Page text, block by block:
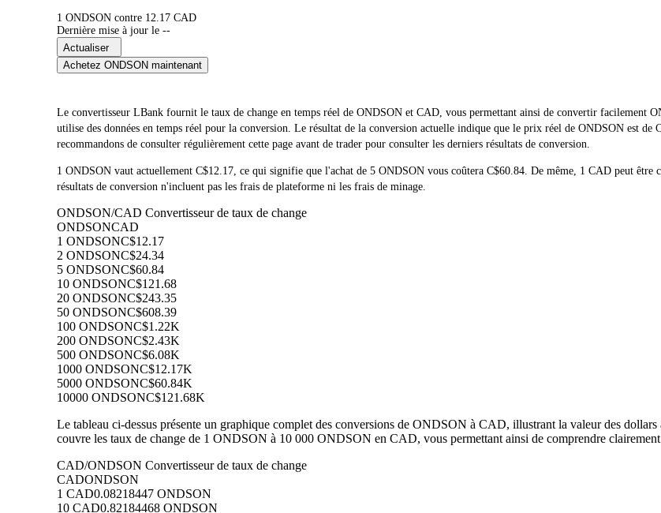
1 ONDSON contre 12.17 CAD
Dernière mise à jour le --
Actualiser
Achetez ONDSON maintenant
Le convertisseur LBank fournit le taux de change en temps réel de ONDSON et CAD, vous permettant ainsi de convertir
utilise des données en temps réel pour la conversion. Le résultat de la conversion actuelle indique que le prix réel de ONDSON est
recommandons de consulter régulièrement cette page avant de trader pour consulter les derniers résultats de conversion.
1 ONDSON vaut actuellement C$12.17, ce qui signifie que l'achat de 5 ONDSON vous coûtera C$60.84. De même, 1 CAD peut
résultats de conversion n'incluent pas les frais de plateforme ni les frais de minage.
ONDSON/CAD Convertisseur de taux de change
ONDSONCAD
1 ONDSONC$12.17
2 ONDSONC$24.34
5 ONDSONC$60.84
10 ONDSONC$121.68
20 ONDSONC$243.35
50 ONDSONC$608.39
100 ONDSONC$1.22K
200 ONDSONC$2.43K
500 ONDSONC$6.08K
1000 ONDSONC$12.17K
5000 ONDSONC$60.84K
10000 ONDSONC$121.68K
Le tableau ci-dessus présente un graphique complet des conversions de ONDSON à CAD, illustrant la valeur des
couvre les taux de change de 1 ONDSON à 10 000 ONDSON en CAD, vous permettant ainsi de comprendre
CAD/ONDSON Convertisseur de taux de change
CADONDSON
1 CAD0.08218447 ONDSON
10 CAD0.82184468 ONDSON